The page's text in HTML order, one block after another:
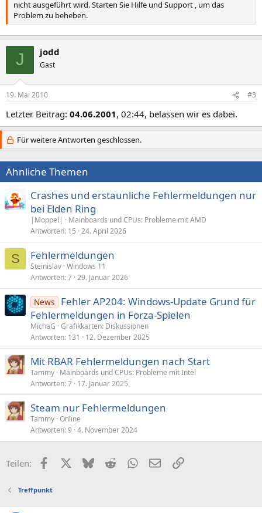
nicht ausgeführt wird. Starten Sie Hilfe und Support , um das
Problem zu beheben.
J jodd
Gast
19. Mai 2010 #3
Letzter Beitrag: 04.06.2001, 02:44, belassen wir es dabei.
Für weitere Antworten geschlossen.
Ähnliche Themen
Crashes und erstaunliche Fehlermeldungen nur
bei Elden Ring
|Moppel|
Mainboards und CPUs: Probleme mit AMD
Antworten 15 24. April 2026
S Fehlermeldungen
Steinislav Windows 11
Antworten 7 29. Januar 2026
News
Fehler AP204: Windows-Update Grund für
Fehlermeldungen in Forza-Spielen
MichaG Grafikkarten: Diskussionen
Antworten 131 12. Dezember 2025
Mit RBAR Fehlermeldungen nach Start
Tammy Mainboards und CPUs: Probleme mit Intel
Antworten 7 17. Januar 2025
Steam nur Fehlermeldungen
Tammy Online
Antworten 9 4. November 2024
Teilen: FacebookX (Twitter)
BlueskyRedditWhatsApp
E-MailLink
Treffpunkt